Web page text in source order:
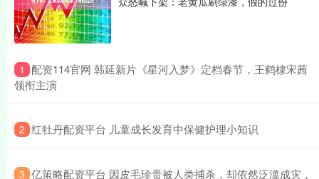
1 ​配资114官网 韩延新片《星河入梦》定档春节，王鹤棣宋茜
领衔主演
2 ​红牡丹配资平台 儿童成长发育中保健护理小知识
3 ​亿策略配资平台 因皮毛珍贵被人类捕杀，却依然泛滥成灾，